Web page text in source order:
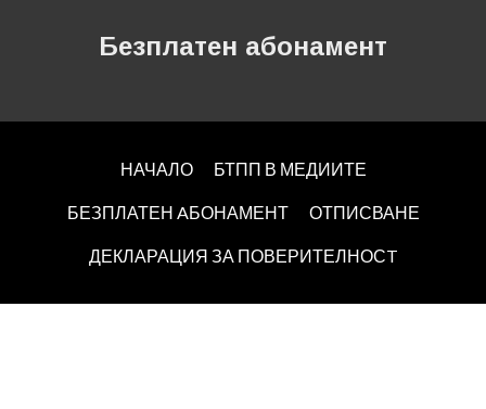
Безплатен абонамент
НАЧАЛО БТПП В МЕДИИТЕ
БЕЗПЛАТЕН AБОНАМЕНТ ОТПИСВАНЕ
ДЕКЛАРАЦИЯ ЗА ПОВЕРИТЕЛНОСT